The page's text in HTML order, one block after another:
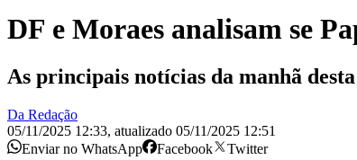
DF e Moraes analisam se
As principais notícias da manhã
Da Redação
05/11/2025 12:33, atualizado 05/11/2025 12:51
Enviar no WhatsApp
Facebook
Twitter